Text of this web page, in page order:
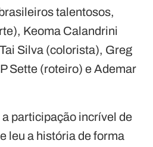
talentosos,
Keoma Calandrini
Silva (colorista), Greg
Sette (roteiro) e Ademar
participação incrível de
leu a história de forma